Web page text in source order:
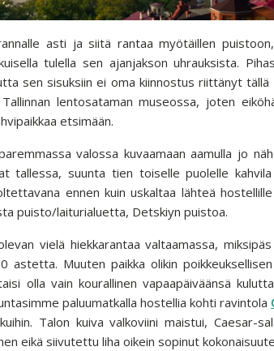
asti ja siitä rantaa myötäillen
tulella sen ajanjakson uhrauksista.
sen sisuksiin ei oma kiinnostus riittänyt tällä
lentosataman museossa, joten
etsimään.
valossa kuvaamaan aamulla jo
tallessa, suunta tien toiselle puolelle kahvila
ennen kuin uskaltaa lähteä
puisto/laiturialuetta, Detskiyn puistoa.
vielä hiekkarantaa valtaamassa,
Muuten paikka olikin
olla vain kourallinen vapaapäiväänsä
paluumatkalla hostellia kohti ravintola
Talon kuiva valkoviini maistui, Caesar-
eikä siivutettu liha oikein sopinut